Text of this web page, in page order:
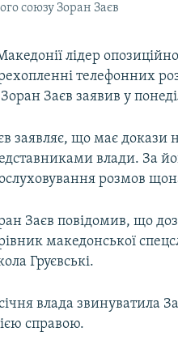
союзу Зоран Заєв
лідер
телефонних
Заєв заявив у
заявляє, що має докази
влади. За
розмов
Заєв повідомив, що
македонської
Груєвські.
влада звинуватила
справою.